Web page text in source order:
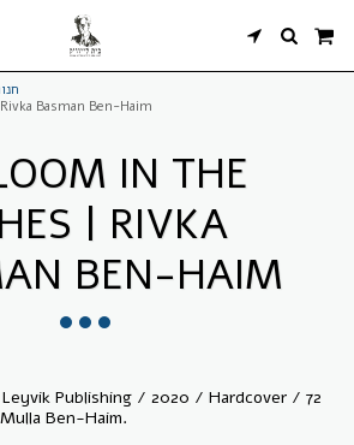
Basman Ben-Haim
IN THE
| RIVKA
BEN-HAIM
Publishing / 2020 / Hardcover / 72
Ben-Haim.